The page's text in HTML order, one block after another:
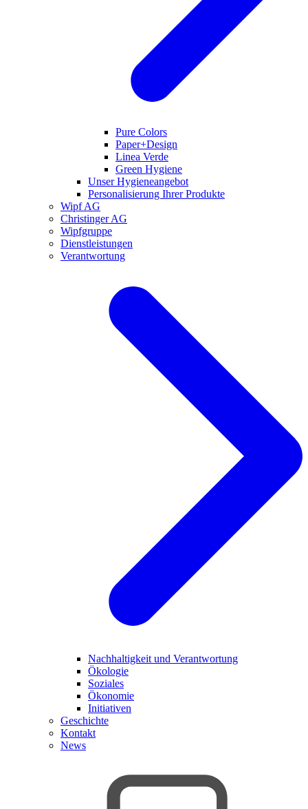
Pure Colors
Paper+Design
Linea Verde
Green Hygiene
Unser Hygieneangebot
Personalisierung Ihrer Produkte
Wipf AG
Christinger AG
Wipfgruppe
Dienstleistungen
Verantwortung
Nachhaltigkeit und Verantwortung
Ökologie
Soziales
Ökonomie
Initiativen
Geschichte
Kontakt
News